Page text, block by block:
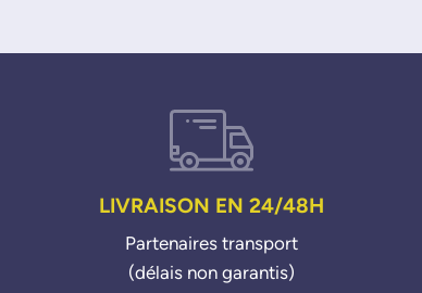
LIVRAISON EN 24/48H
Partenaires transport
(délais non garantis)